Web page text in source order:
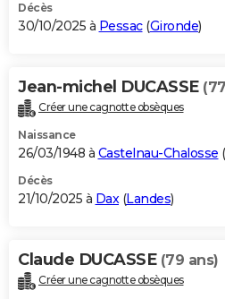
Décès
30/10/2025 à Pessac(Gironde)
Jean-michel DUCASSE
Créer une cagnotte obsèques
Naissance
26/03/1948 à Castelnau-Chalosse (
Décès
21/10/2025 à Dax(Landes)
Claude DUCASSE (79 ans)
Créer une cagnotte obsèques